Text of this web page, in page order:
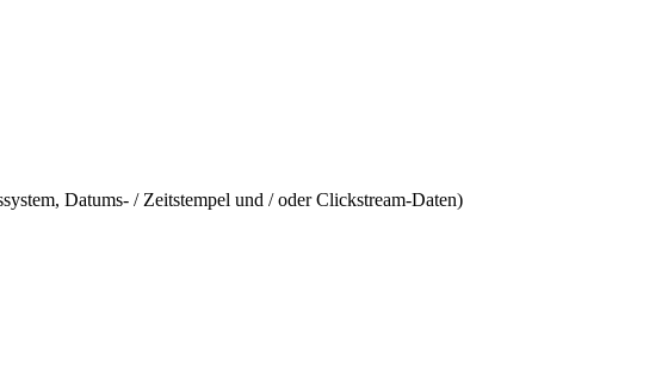
Datums- / Zeitstempel und / oder Clickstream-Daten)